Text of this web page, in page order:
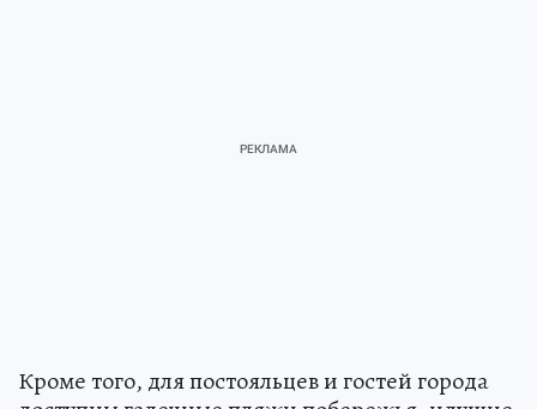
Кроме того, для постояльцев и гостей города